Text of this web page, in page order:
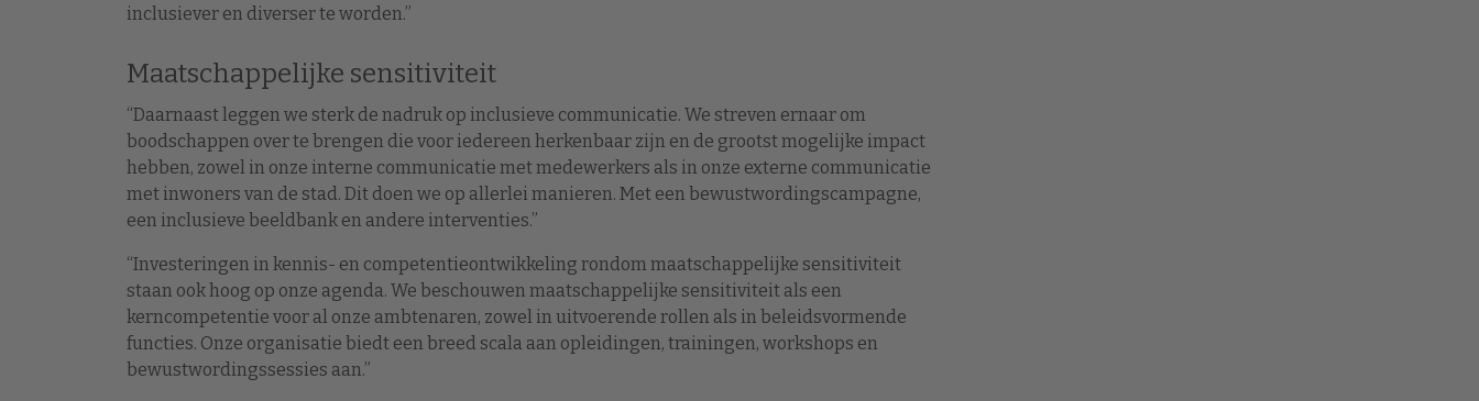
inclusiever en diverser te worden.”
Maatschappelijke sensitiviteit
“Daarnaast leggen we sterk de nadruk op inclusieve communicatie. We streven ernaar om
boodschappen over te brengen die voor iedereen herkenbaar zijn en de grootst mogelijke impact
hebben, zowel in onze interne communicatie met medewerkers als in onze externe communicatie
met inwoners van de stad. Dit doen we op allerlei manieren. Met een bewustwordingscampagne,
een inclusieve beeldbank en andere interventies.”
“Investeringen in kennis- en competentieontwikkeling rondom maatschappelijke sensitiviteit
staan ook hoog op onze agenda. We beschouwen maatschappelijke sensitiviteit als een
kerncompetentie voor al onze ambtenaren, zowel in uitvoerende rollen als in beleidsvormende
functies. Onze organisatie biedt een breed scala aan opleidingen, trainingen, workshops en
bewustwordingssessies aan.”